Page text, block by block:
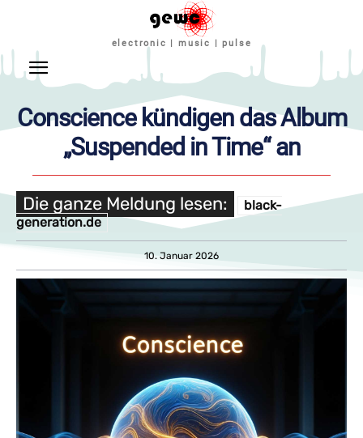
electronic | music | pulse
Conscience kündigen das Album
„Suspended in Time“ an
Die ganze Meldung lesen:
black-
generation.de
10. Januar 2026